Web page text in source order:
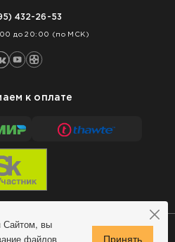
Сайтом, вы
файлов
432-26-53
до 20:00 (по МСК)
к оплате